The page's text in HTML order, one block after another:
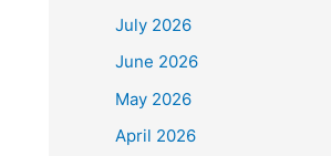
July 2026
June 2026
May 2026
April 2026